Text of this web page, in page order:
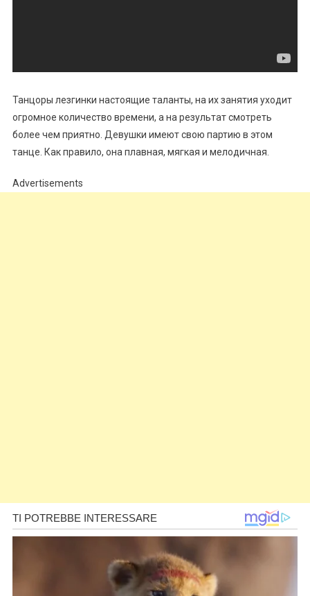
Танцоры лезгинки настоящие таланты, на их занятия уходит
огромное количество времени, а на результат смотреть
более чем приятно. Девушки имеют свою партию в этом
танце. Как правило, она плавная, мягкая и мелодичная.
Advertisements